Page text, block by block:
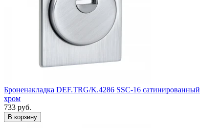
Броненакладка DEF.TRG/K.4286 SSC-16 сатинированный
хром
733 руб.